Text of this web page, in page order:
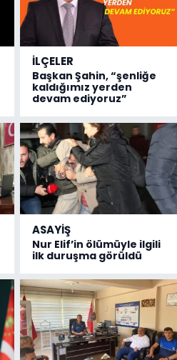
İLÇELER
Başkan Şahin, “şenliğe
kaldığımız yerden
devam ediyoruz”
ASAYİŞ
Nur Elif’in ölümüyle ilgili
ilk duruşma görüldü